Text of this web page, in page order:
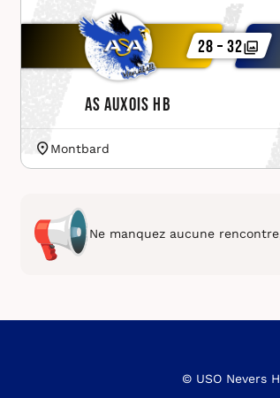
AS Auxois HB
28 – 32
Montbard
Ne manquez aucune
© USO Nevers